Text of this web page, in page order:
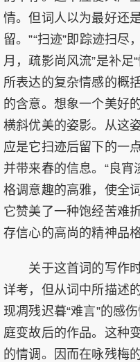
情。但词人以为最好还
留。”“扫迹”即踪迹扫尽
月，疏影尚风流”是补足
所表达的复杂情感的概
的含意。想象一个美好
横斜优美的姿影。从这
应是它扫迹后留下的一
并带来春的信息。“良宵
格调意趣的高雅，使全
它赞美了一种饱经苦难
存信心的高尚的精神品格
关于这首词的写作时
详考，但从词中所描述
现凋残迟暮“难言”的感
庭变故后的作品。这种
的情调。因而在咏残梅